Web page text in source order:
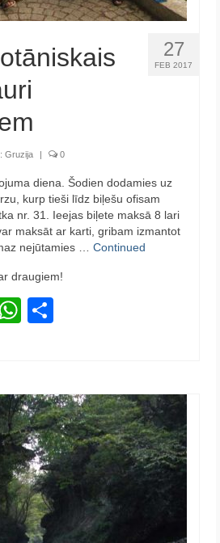
27
FEB 2017
Gruzija | 0
diena. Šodien dodamies uz
kurp tieši līdz biļešu ofisam
nr. 31. Ieejas biļete maksā 8 lari
maksāt ar karti, gribam izmantot
nejūtamies … Continued
draugiem!
Pinterest
WhatsApp